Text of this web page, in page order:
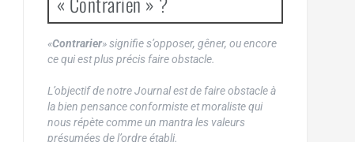
«Contrarier» signifie s’opposer, gêner, ou encore
ce qui est plus précis faire obstacle.
L’objectif de notre Journal est de faire obstacle à
la bien pensance conformiste et moraliste qui
nous répète comme un mantra les valeurs
présumées de l’ordre établi.